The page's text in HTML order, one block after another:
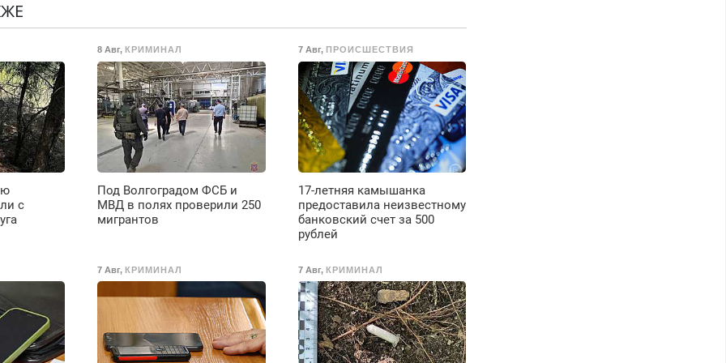
районы. Скидка.
Вызов бесплатный.
с
8 Авг, КРИМИНАЛ
Под Волгоградом ФСБ и
МВД в полях проверили 250
мигрантов
7 Авг, ПРОИСШЕСТВИЯ
17-летняя камышанка
предоставила неизвестному
банковский счет за 500
рублей
7 Авг, КРИМИНАЛ 7 Авг, КРИМИНАЛ